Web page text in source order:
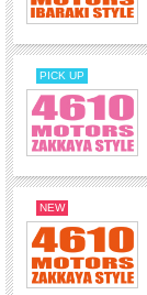
PICK UP
NEW